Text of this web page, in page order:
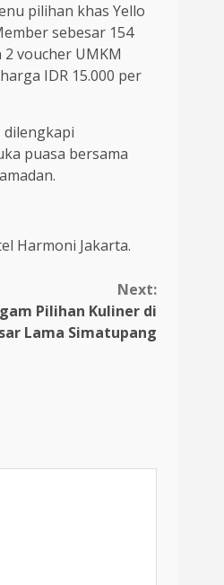
pilihan khas Yello
sebesar 154
voucher UMKM
IDR 15.000 per
dilengkapi
puasa bersama
Harmoni Jakarta.
Next:
Pilihan Kuliner di
Lama Simatupang